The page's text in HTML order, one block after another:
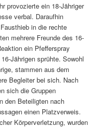
provozierte ein 18-Jähriger
verbal. Daraufhin
in die rechte
mehrere Freunde des 16-
ein Pfefferspray
Jährigen sprühte. Sowohl
stammen aus dem
Begleiter bei sich. Nach
sich die Gruppen
den Beteiligten nach
einen Platzverweis.
Körperverletzung, wurden